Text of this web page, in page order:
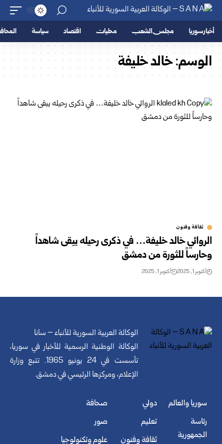
أخبار سوريا مجلس الشعب محليات اقتصاد سياسة
الوسم:خالد خليفة
ثقافة وفنون
الروائي خالد خليفة… في ذكرى رحيله يبقى شاهداً
وحارساً للثورة من دمشق
أكتوبر 1, 2025 أكتوبر 1, 2025
الوكالة العربية السورية للأنباء – سانا
الوكالة الوطنية الرسمية للأخبار في سوريا،
تأسست في 24 يونيو 1965. تتبع وزارة
الإعلام، ومركزها الرئيسي في دمشق.
سوريا والعالم
رئاسة
الجمهورية
دولي
تعليم
ثقافة وفنون
صحافة
صور
علوم وتكنولوجيا